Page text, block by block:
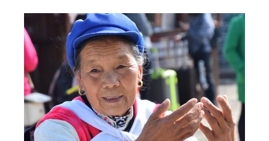
תכנון טיולים למזרח הרחוק לחצו לרשימת יעדים »
תכנוןטיולים לפולינזיה הצרפתיתלחצו לפרטים »
תכנון
טיולים לאוסטרליה וניו זילנד לחצו לרשימת